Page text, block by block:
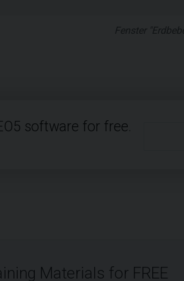
Fenster
software for free.
Materials for FREE